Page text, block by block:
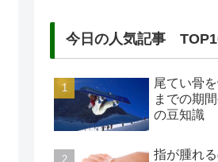
今日の人気記事
尾てい骨
までの期
の豆知識
指が腫れ